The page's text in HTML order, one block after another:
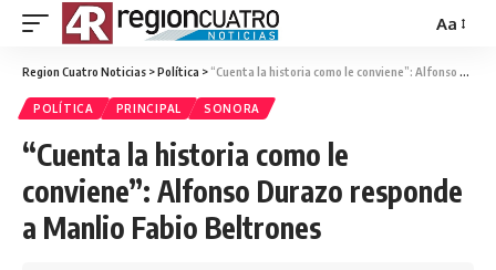
Aa
Region Cuatro Noticias >Política > “Cuenta la historia como le conviene”: Alfonso Durazo responde a Manlio Fabio Beltrones
POLÍTICA PRINCIPAL SONORA
“Cuenta la historia como le
conviene”: Alfonso Durazo responde
a Manlio Fabio Beltrones